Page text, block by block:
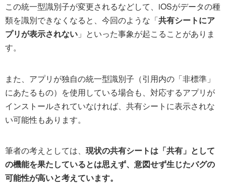
この統一型識別子が変更されるなどして、iOSがデータの種
類を識別できなくなると、今回のような「共有シートにア
プリが表示されない 」といった事象が起こることがありま
す。
また、アプリが独自の統一型識別子（引用内の「非標準」
にあたるもの）を使用している場合も、対応するアプリが
インストールされていなければ、共有シートに表示されな
い可能性もあります。
筆者の考えとしては、 現状の共有シートは「共有」として
の機能を果たしているとは思えず、意図せず生じたバグの
可能性が高いと考えています。